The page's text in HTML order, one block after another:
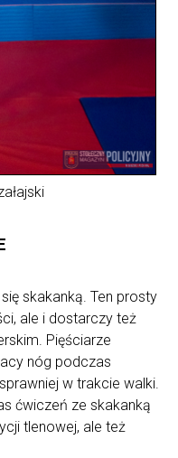
skakanką. Ten prosty
ale i dostarczy też
Pięściarze
nóg podczas
w trakcie walki.
ćwiczeń ze skakanką
tlenowej, ale też